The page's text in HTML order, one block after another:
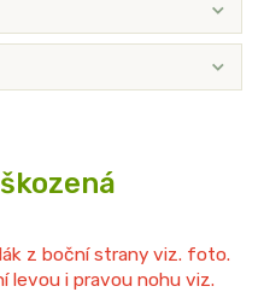
z boční strany viz. foto.
levou i pravou nohu viz.